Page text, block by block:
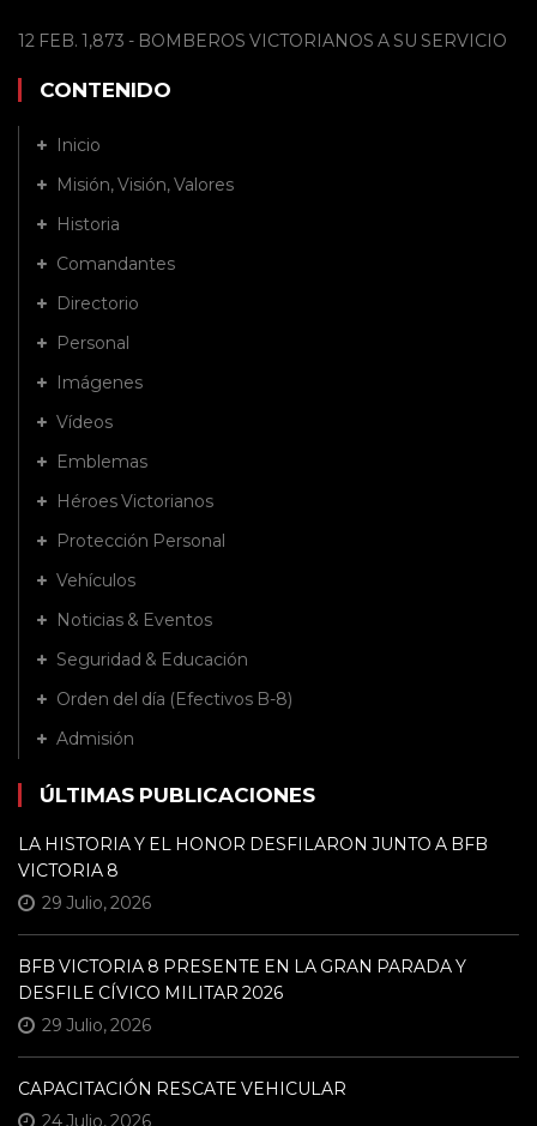
12 FEB. 1,873 - BOMBEROS VICTORIANOS A SU SERVICIO
CONTENIDO
Inicio
Misión, Visión, Valores
Historia
Comandantes
Directorio
Personal
Imágenes
Vídeos
Emblemas
Héroes Victorianos
Protección Personal
Vehículos
Noticias & Eventos
Seguridad & Educación
Orden del día (Efectivos B-8)
Admisión
ÚLTIMAS PUBLICACIONES
LA HISTORIA Y EL HONOR DESFILARON JUNTO A BFB
VICTORIA 8
29 Julio, 2026
BFB VICTORIA 8 PRESENTE EN LA GRAN PARADA Y
DESFILE CÍVICO MILITAR 2026
29 Julio, 2026
CAPACITACIÓN RESCATE VEHICULAR
24 Julio, 2026